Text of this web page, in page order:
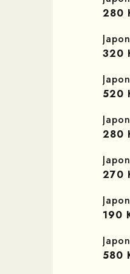
280
320
520
280
270
190
580